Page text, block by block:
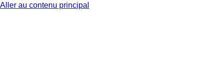
Aller au contenu principal